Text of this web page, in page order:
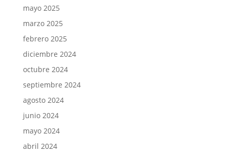
mayo 2025
marzo 2025
febrero 2025
diciembre 2024
octubre 2024
septiembre 2024
agosto 2024
junio 2024
mayo 2024
abril 2024